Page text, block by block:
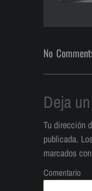
No
Deja
Tu dirección
publicada.
marcados con
Comentario